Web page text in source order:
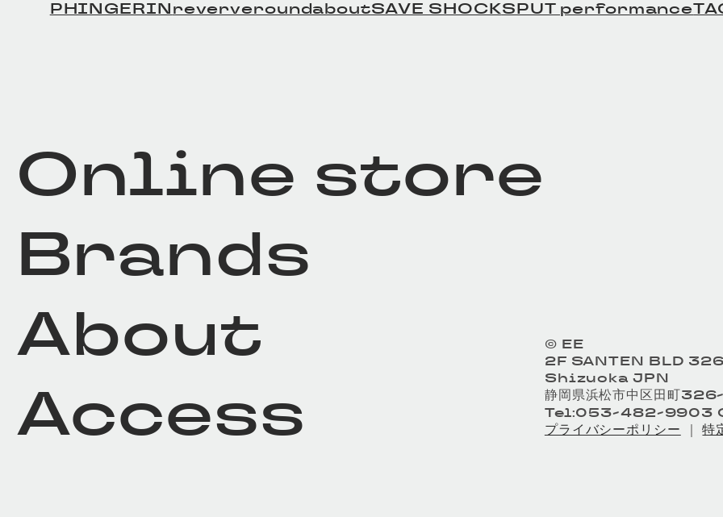
PHINGERINreververoundaboutSAVE SHOCKSPUT performance
Online store
Brands
About
Access
© EE
2F SANTEN BLD
Shizuoka JPN
静岡県浜松市中区田町
Tel:053-482-9903
プライバシーポリシー ｜特